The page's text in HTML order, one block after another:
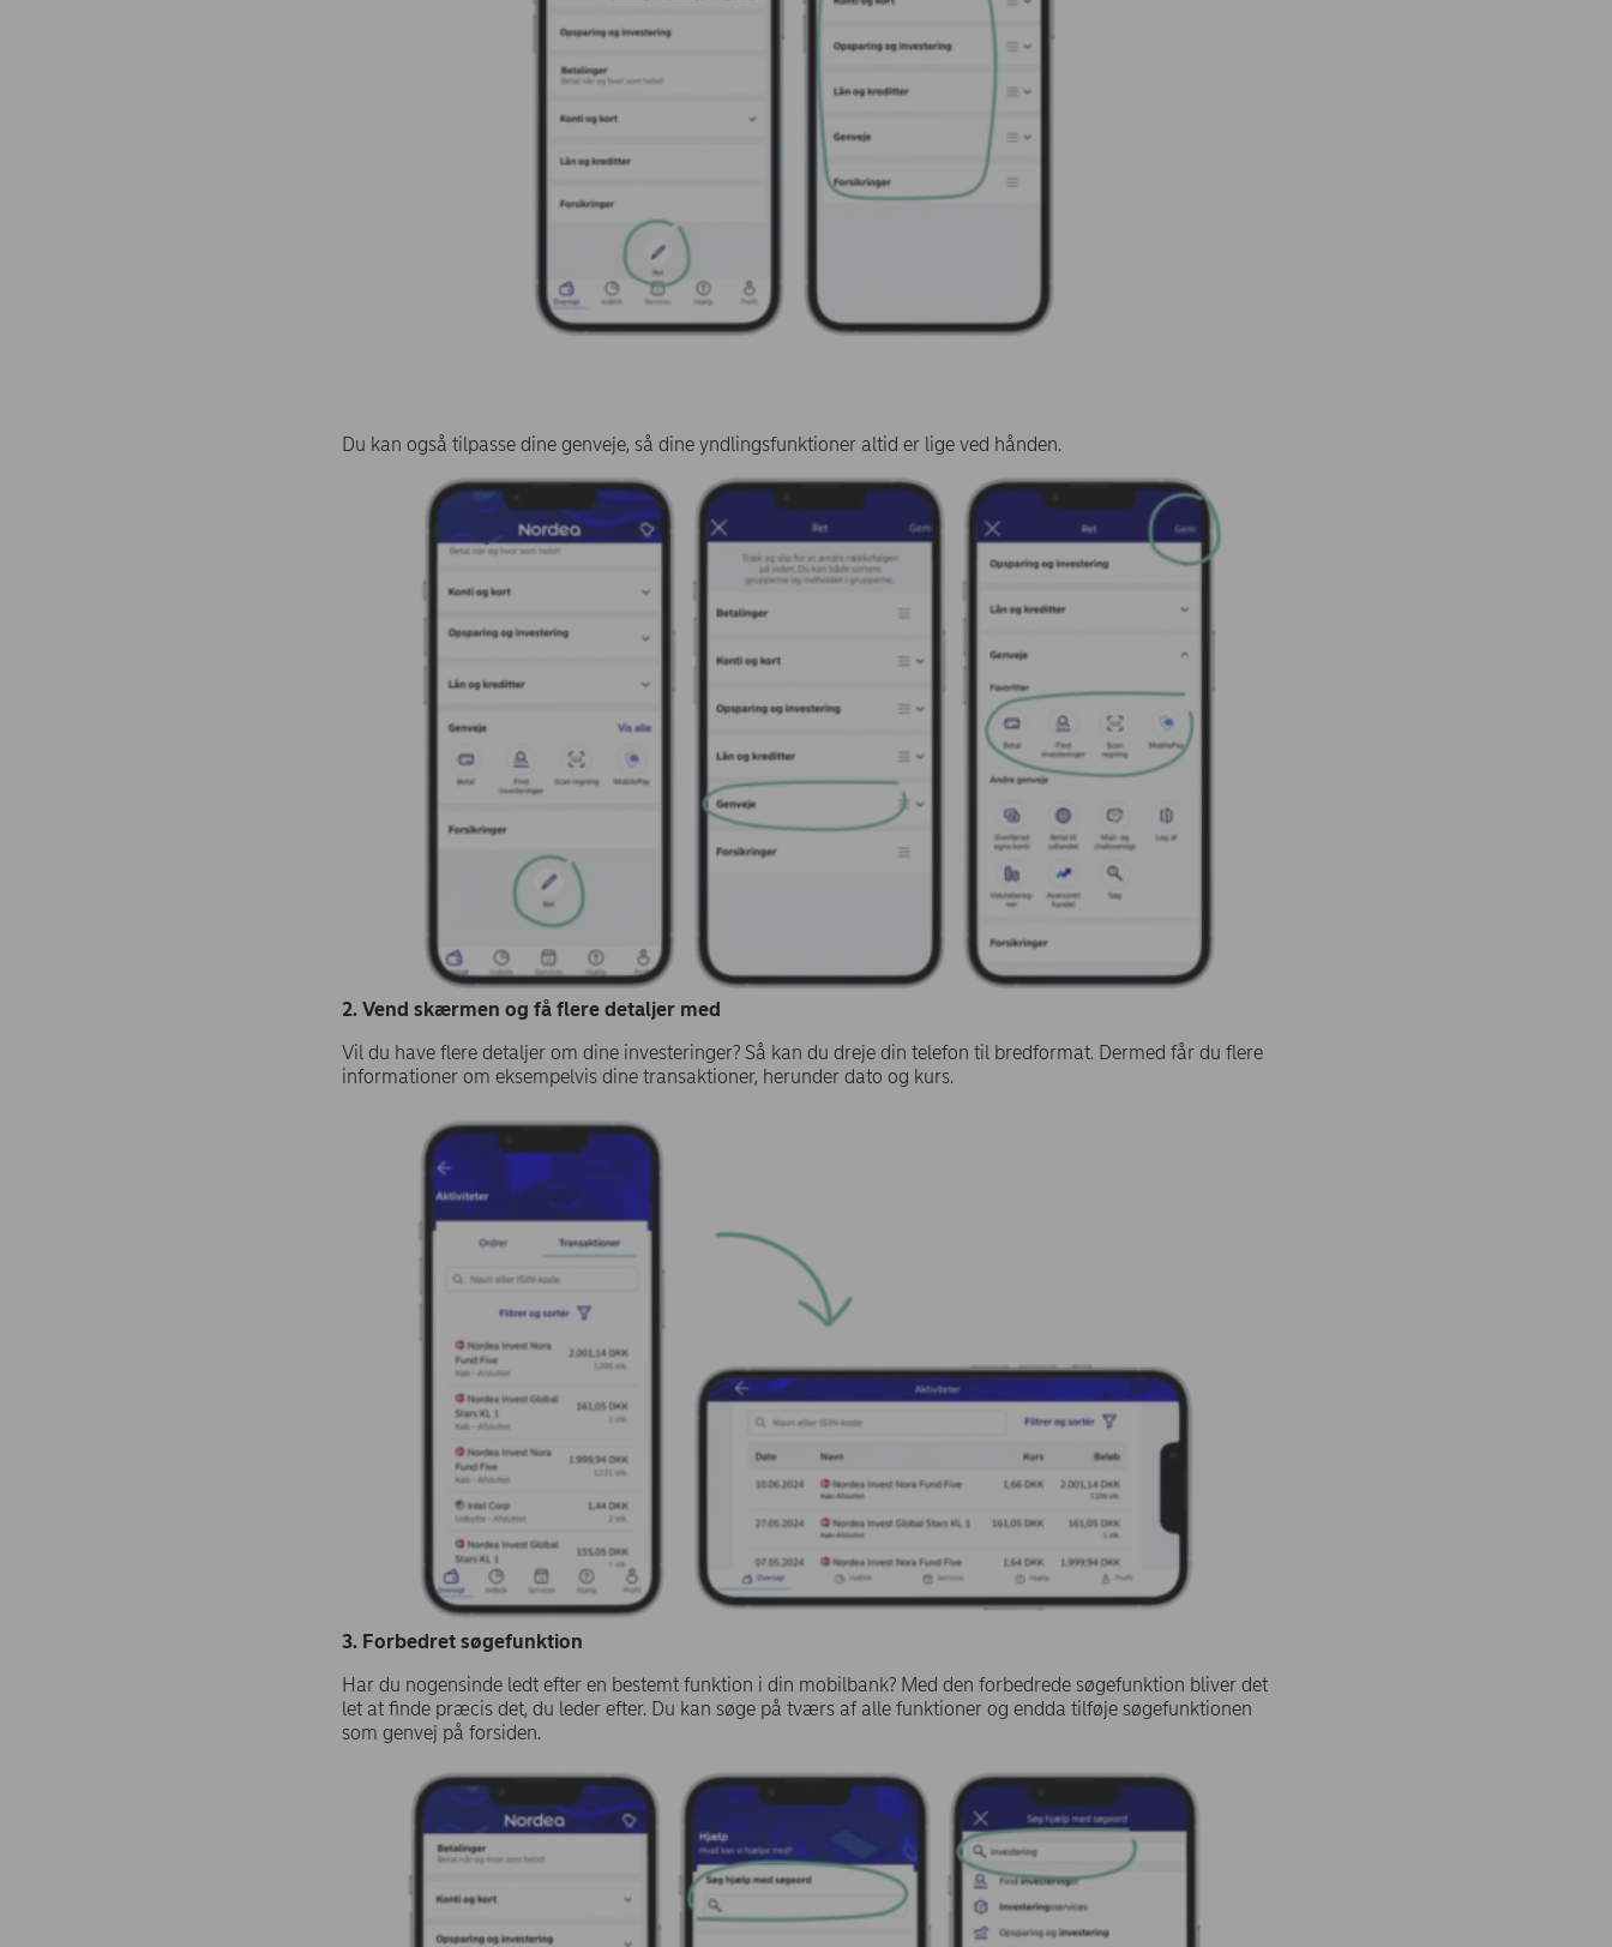
Du kan også tilpasse dine genveje, så dine yndlingsfunktioner altid er lige ved hånden. ​
2. Vend skærmen og få flere detaljer med
Vil du have flere detaljer om dine investeringer? Så kan du dreje din telefon til bredformat. Dermed får du flere
informationer om eksempelvis dine transaktioner, herunder dato og kurs.
3. Forbedret søgefunktion
Har du nogensinde ledt efter en bestemt funktion i din mobilbank? Med den forbedrede søgefunktion bliver det
let at finde præcis det, du leder efter. Du kan søge på tværs af alle funktioner og endda tilføje søgefunktionen
som genvej på forsiden.​